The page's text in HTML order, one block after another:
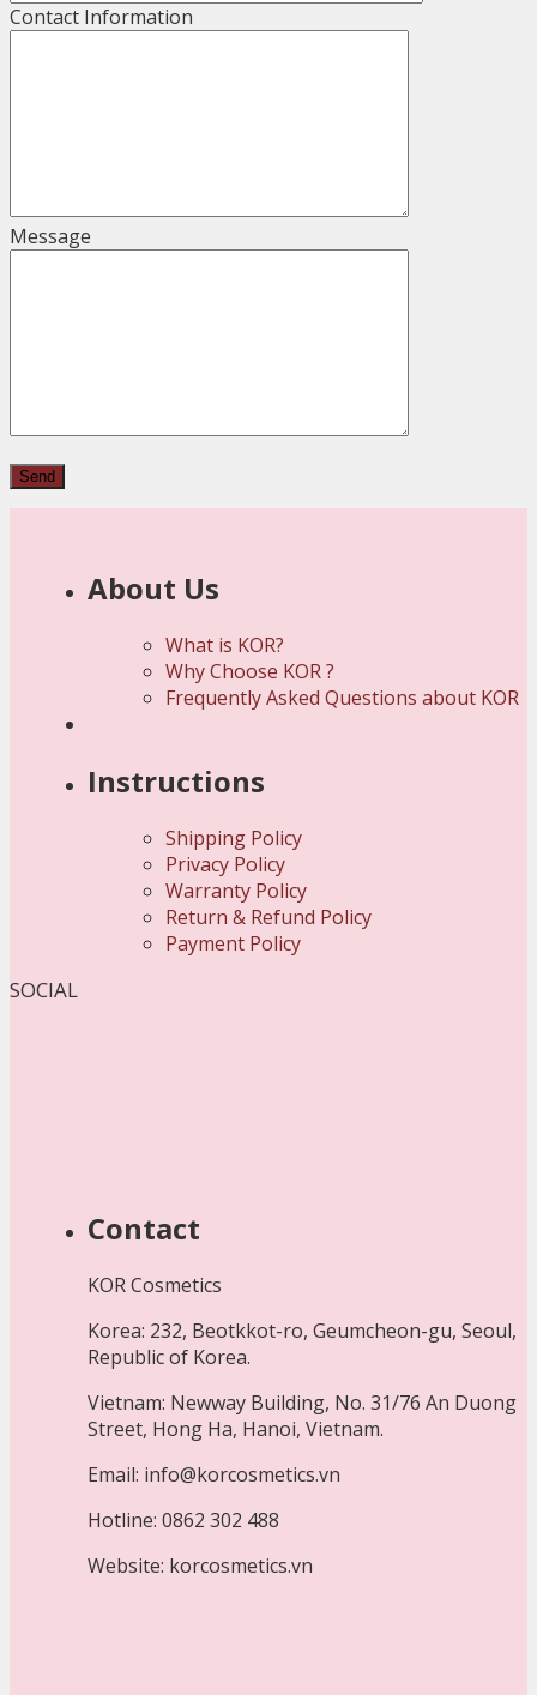
Contact Information
Message
About Us
What is KOR?
Why Choose KOR ?
Frequently Asked Questions about KOR
Instructions
Shipping Policy
Privacy Policy
Warranty Policy
Return & Refund Policy
Payment Policy
SOCIAL
Contact
KOR Cosmetics
Korea: 232, Beotkkot-ro, Geumcheon-gu, Seoul,
Republic of Korea.
Vietnam: Newway Building, No. 31/76 An Duong
Street, Hong Ha, Hanoi, Vietnam.
Email: info@korcosmetics.vn
Hotline: 0862 302 488
Website: korcosmetics.vn